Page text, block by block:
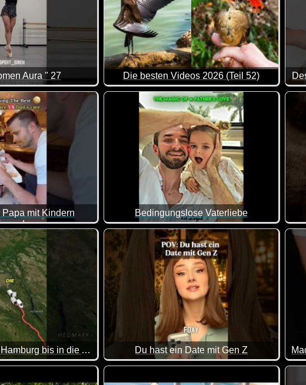
Aura " 27
Die besten Videos 2026 (Teil 52)
Eine tolle Zusammenstellung von lustigen
mit Kindern
anders
sieht das aus, wenn Mama und Papa etwas mit dem Kind machen. Bei
Bedingungslose Vaterliebe
;-)
Mit dem Zug von Hamburg bis in die Arktis
Du hast ein Date mit Gen Z
Puh, das wäre mir ehrlich gesagt auch zu